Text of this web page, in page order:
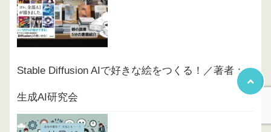
Stable Diffusion AIで好きな絵をつくる！／著者：
生成AI研究会